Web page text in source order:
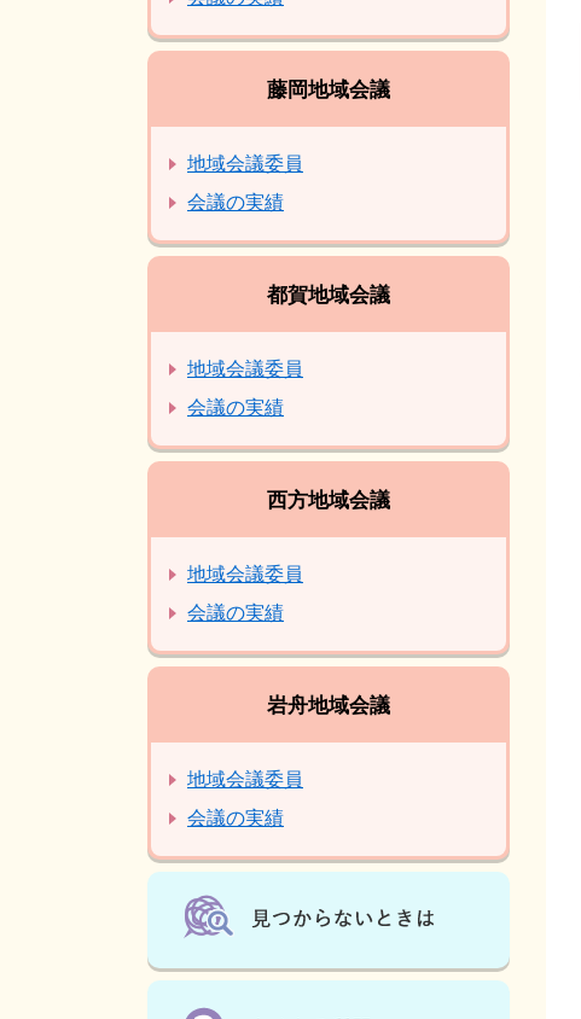
藤岡地域会議
地域会議委員
会議の実績
都賀地域会議
地域会議委員
会議の実績
西方地域会議
地域会議委員
会議の実績
岩舟地域会議
地域会議委員
会議の実績